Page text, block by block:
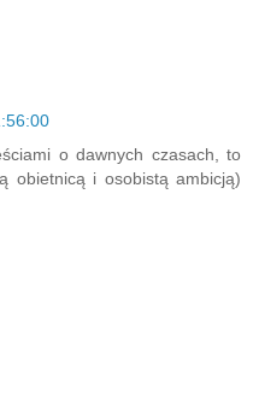
o dawnych czasach, to
obietnicą i osobistą ambicją)